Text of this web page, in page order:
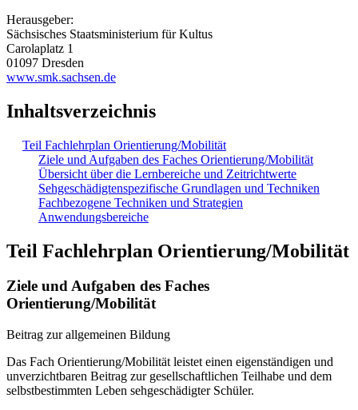
Herausgeber:
Sächsisches Staatsministerium für Kultus
Carolaplatz 1
01097 Dresden
www.smk.sachsen.de
Inhaltsverzeichnis
Teil Fachlehrplan Orientierung/Mobilität
Ziele und Aufgaben des Faches Orientierung/Mobilität
Übersicht über die Lernbereiche und Zeitrichtwerte
Sehgeschädigtenspezifische Grundlagen und Techniken
Fachbezogene Techniken und Strategien
Anwendungsbereiche
Teil Fachlehrplan Orientierung/Mobilität
Ziele und Aufgaben des Faches
Orientierung/Mobilität
Beitrag zur allgemeinen Bildung
Das Fach Orientierung/Mobilität leistet einen eigenständigen und
unverzichtbaren Beitrag zur gesellschaftlichen Teilhabe und dem
selbstbestimmten Leben sehgeschädigter Schüler.